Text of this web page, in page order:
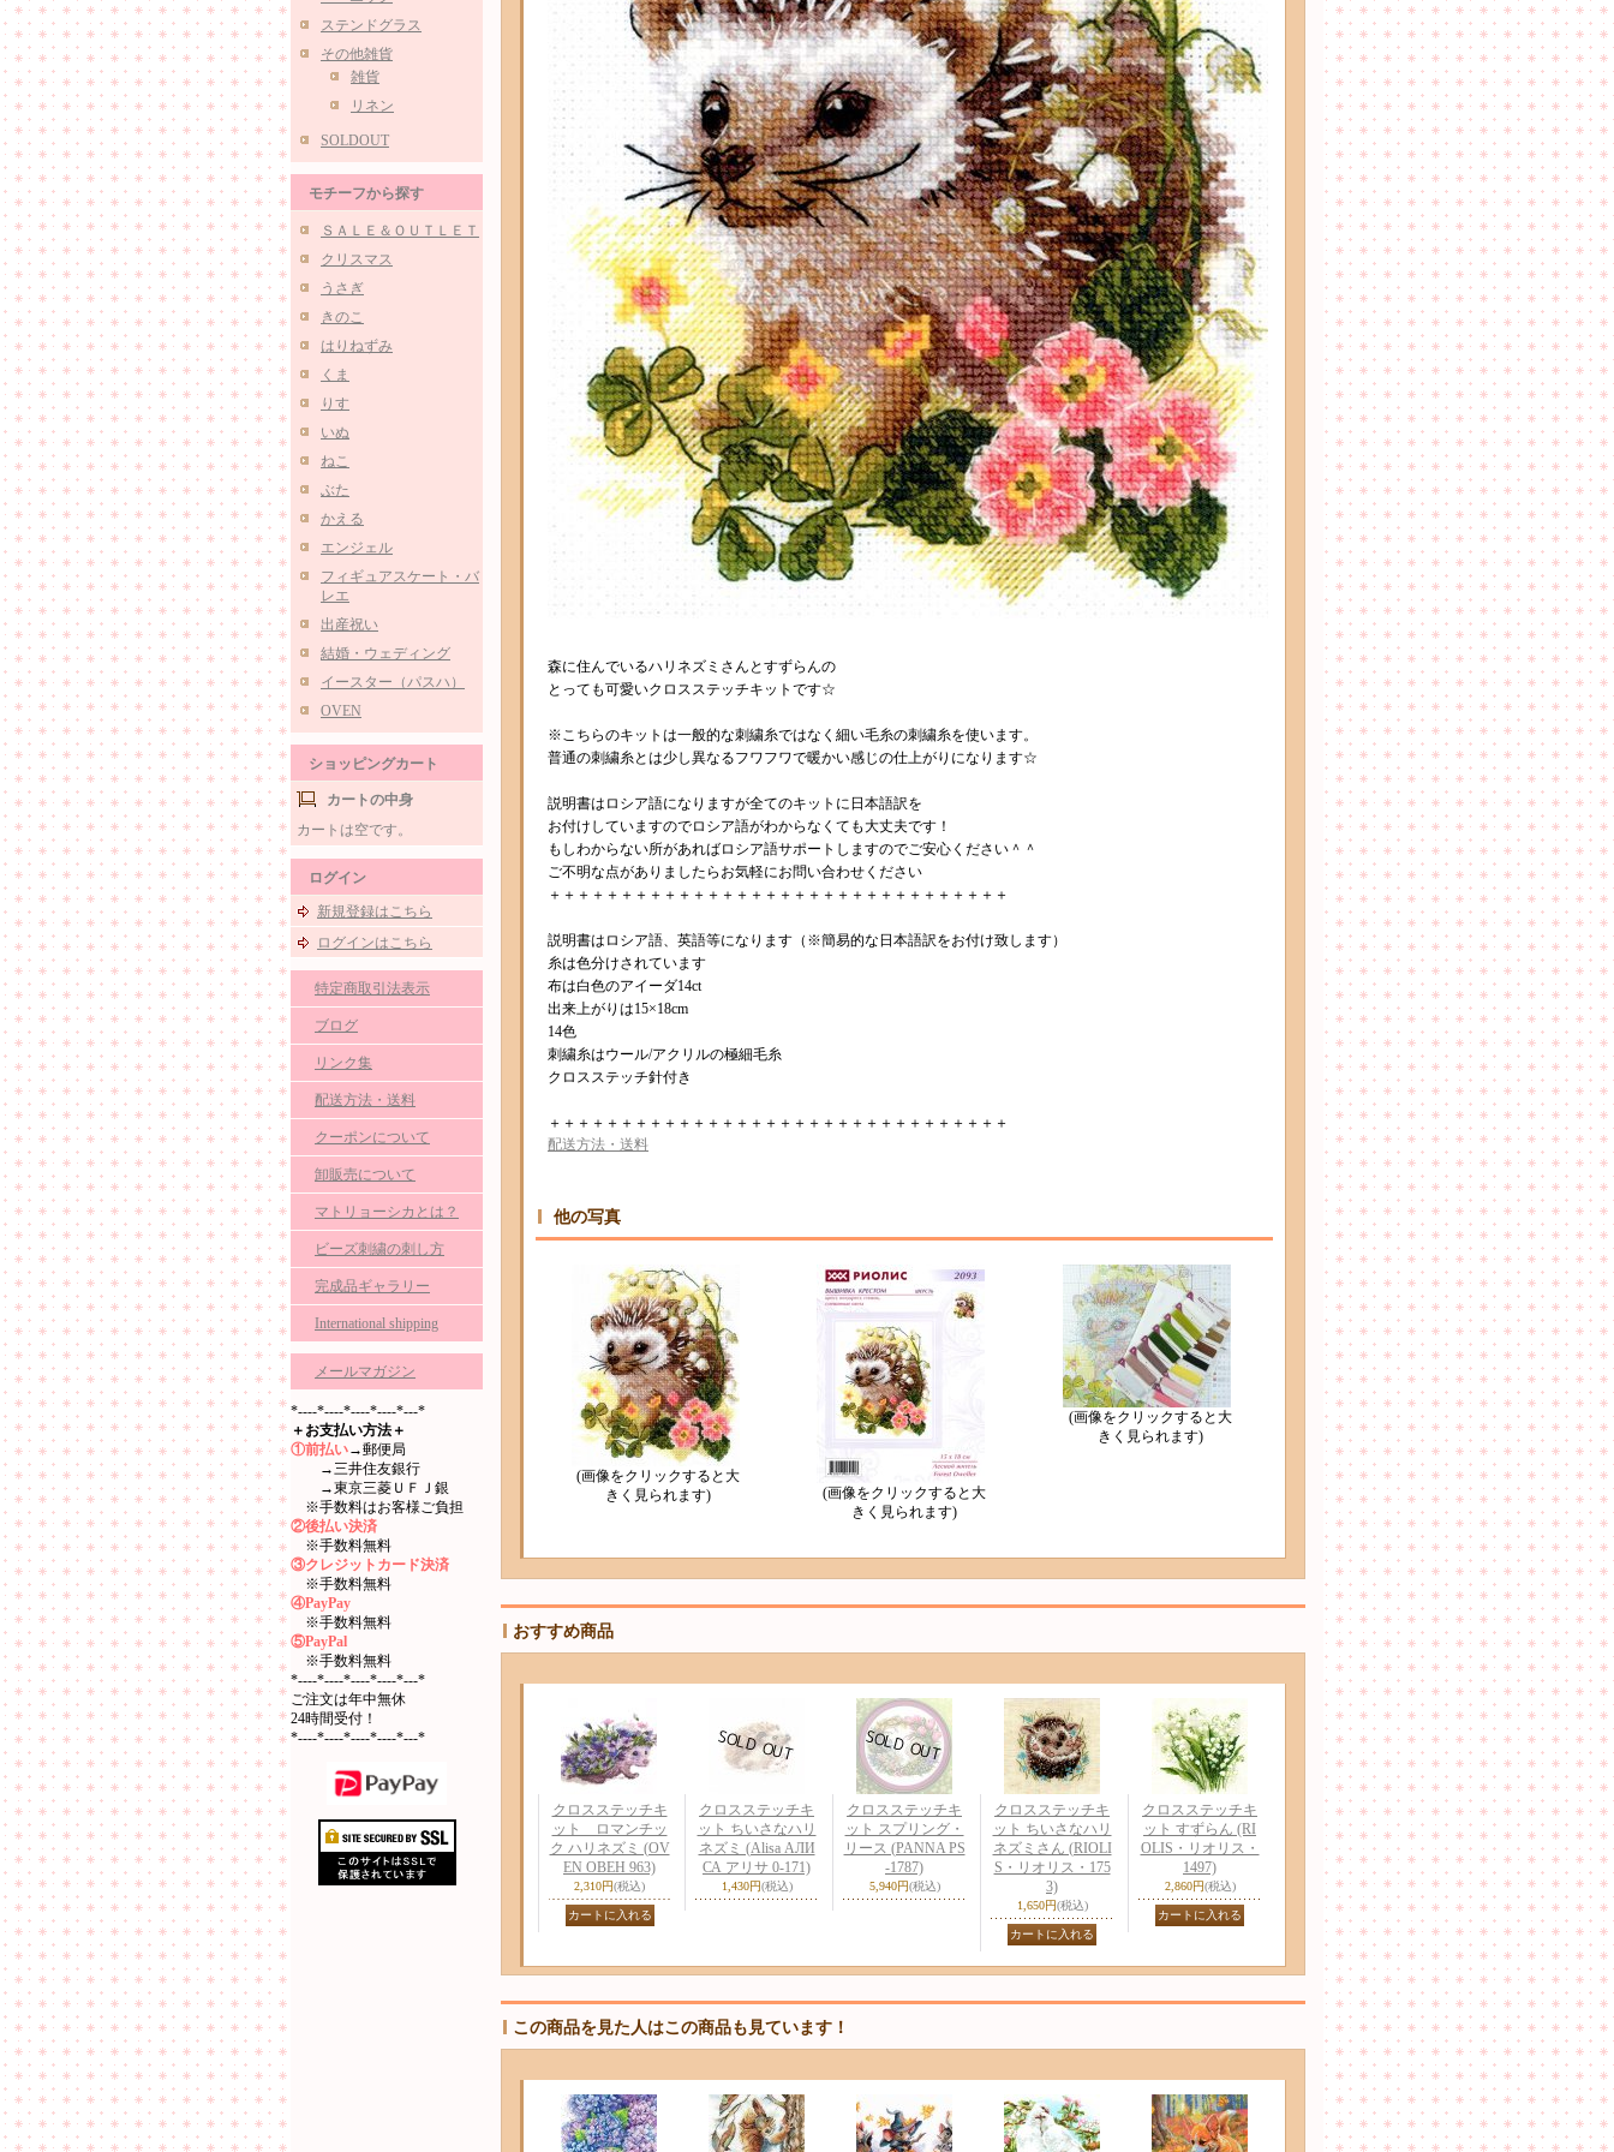
ステンドグラス
その他雑貨
雑貨
リネン
SOLDOUT
モチーフから探す
ＳＡＬＥ＆ＯＵＴＬＥＴ
クリスマス
うさぎ
きのこ
はりねずみ
くま
りす
いぬ
ねこ
ぶた
かえる
エンジェル
フィギュアスケート・バ
レエ
出産祝い
結婚・ウェディング
イースター（パスハ）
OVEN
ショッピングカート
カートの中身
カートは空です。
ログイン
新規登録はこちら
ログインはこちら
特定商取引法表示
ブログ
リンク集
配送方法・送料
クーポンについて
卸販売について
マトリョーシカとは？
ビーズ刺繍の刺し方
完成品ギャラリー
International shipping
メールマガジン
*----*----*----*----*---*
＋お支払い方法＋
①前払い→郵便局
→三井住友銀行
→東京三菱ＵＦＪ銀
※手数料はお客様ご負担
②後払い決済
※手数料無料
③クレジットカード決済
※手数料無料
④PayPay
※手数料無料
⑤PayPal
※手数料無料
*----*----*----*----*---*
ご注文は年中無休
24時間受付！
*----*----*----*----*---*
森に住んでいるハリネズミさんとすずらんの
とっても可愛いクロスステッチキットです☆
※こちらのキットは一般的な刺繍糸ではなく細い毛糸の刺繍糸を使います。
普通の刺繍糸とは少し異なるフワフワで暖かい感じの仕上がりになります☆
説明書はロシア語になりますが全てのキットに日本語訳を
お付けしていますのでロシア語がわからなくても大丈夫です！
もしわからない所があればロシア語サポートしますのでご安心ください＾＾
ご不明な点がありましたらお気軽にお問い合わせください
＋＋＋＋＋＋＋＋＋＋＋＋＋＋＋＋＋＋＋＋＋＋＋＋＋＋＋＋＋＋＋＋
説明書はロシア語、英語等になります（※簡易的な日本語訳をお付け致します）
糸は色分けされています
布は白色のアイーダ14ct
出来上がりは15×18cm
14色
刺繍糸はウール/アクリルの極細毛糸
クロスステッチ針付き
＋＋＋＋＋＋＋＋＋＋＋＋＋＋＋＋＋＋＋＋＋＋＋＋＋＋＋＋＋＋＋＋
配送方法・送料
他の写真
(画像をクリックすると大
きく見られます)
(画像をクリックすると大
きく見られます)
(画像をクリックすると大
きく見られます)
おすすめ商品
クロスステッチキ
ット ロマンチッ
ク ハリネズミ (OV
EN ОВЕН 963)
2,310円(税込)
クロスステッチキ
ット ちいさなハリ
ネズミ (Alisa АЛИ
СА アリサ 0-171)
1,430円(税込)
クロスステッチキ
ット スプリング・
リース (PANNA PS
-1787)
5,940円(税込)
クロスステッチキ
ット ちいさなハリ
ネズミさん (RIOLI
S・リオリス・175
3)
1,650円(税込)
クロスステッチキ
ット すずらん (RI
OLIS・リオリス・
1497)
2,860円(税込)
この商品を見た人はこの商品も見ています！